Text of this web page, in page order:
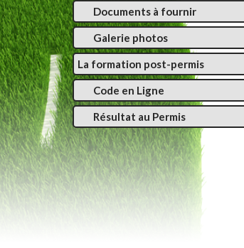
Documents à fournir
Galerie photos
La formation post-permis
Code en Ligne
Résultat au Permis